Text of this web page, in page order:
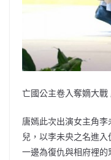
亡國公主卷入奪嫡大
唐嫣此次出演女主角
兒，以李未央之名進
一邊為復仇與相府裡